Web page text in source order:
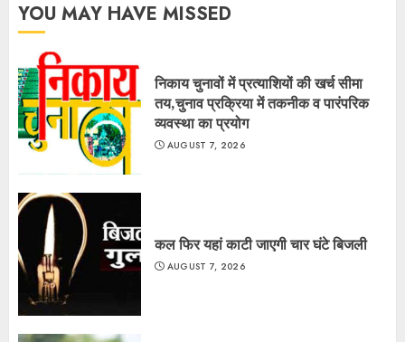
YOU MAY HAVE MISSED
निकाय चुनावों में प्रत्याशियों की खर्च सीमा
तय,चुनाव प्रक्रिया में तकनीक व पारंपरिक
व्यवस्था का प्रयोग
AUGUST 7, 2026
कल फिर यहां काटी जाएगी चार घंटे बिजली
AUGUST 7, 2026